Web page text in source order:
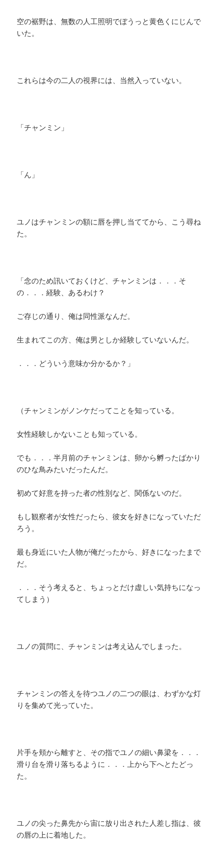
空の裾野は、無数の人工照明でぼうっと黄色くにじんで
いた。
これらは今の二人の視界には、当然入っていない。
「チャンミン」
「ん」
ユノはチャンミンの額に唇を押し当ててから、こう尋ね
た。
「念のため訊いておくけど、チャンミンは．．．そ
の．．．経験、あるわけ？
ご存じの通り、俺は同性派なんだ。
生まれてこの方、俺は男としか経験していないんだ。
．．．どういう意味か分かるか？」
（チャンミンがノンケだってことを知っている。
女性経験しかないことも知っている。
でも．．．半月前のチャンミンは、卵から孵ったばかり
のひな鳥みたいだったんだ。
初めて好意を持った者の性別など、関係ないのだ。
もし観察者が女性だったら、彼女を好きになっていただ
ろう。
最も身近にいた人物が俺だったから、好きになったまで
だ。
．．．そう考えると、ちょっとだけ虚しい気持ちになっ
てしまう）
ユノの質問に、チャンミンは考え込んでしまった。
チャンミンの答えを待つユノの二つの眼は、わずかな灯
りを集めて光っていた。
片手を頬から離すと、その指でユノの細い鼻梁を．．．
滑り台を滑り落ちるように．．．上から下へとたどっ
た。
ユノの尖った鼻先から宙に放り出された人差し指は、彼
の唇の上に着地した。